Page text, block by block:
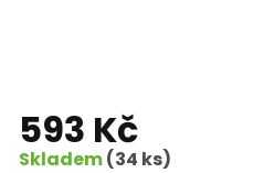
593 Kč
Skladem(34 ks)